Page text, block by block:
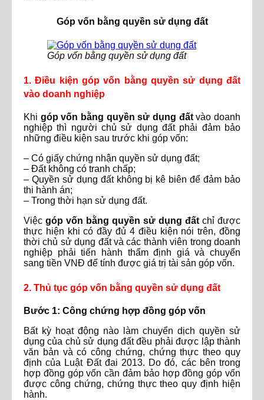
Góp vốn bằng quyền sử dụng đất
Góp vốn bằng quyền sử dụng đất
1. Điều kiện góp vốn bằng quyền sử dụng đất
vào doanh nghiệp
Khi góp vốn bằng quyền sử dụng đấtvào doanh
nghiệp thì người chủ sử dụng đất phải đảm bảo
những điều kiện sau trước khi góp vốn:
– Có giấy chứng nhận quyền sử dụng đất;
– Đất không có tranh chấp;
– Quyền sử dụng đất không bị kê biên để đảm bảo
thi hành án;
– Trong thời hạn sử dụng đất.
Việc góp vốn bằng quyền sử dụng đất chỉ được
thực hiện khi có đầy đủ 4 điều kiện nói trên, đồng
thời chủ sử dụng đất và các thành viên trong doanh
nghiệp phải tiến hành thẩm định giá và chuyển
sang tiền VNĐ để tính được giá trị tài sản góp vốn.
2. Thủ tục góp vốn bằng quyền sử dụng đất
Bước 1: Công chứng hợp đồng góp vốn
Bất kỳ hoạt động nào làm chuyển dịch quyền sử
dụng của chủ sử dụng đất đều phải được lập thành
văn bản và có công chứng, chứng thực theo quy
định của Luật Đất đai 2013. Do đó, các bên trong
hợp đồng góp vốn cần đảm bảo hợp đồng góp vốn
được công chứng, chứng thực theo quy định hiện
hành.